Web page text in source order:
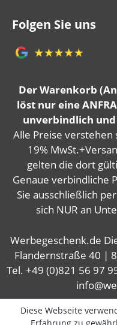
Folgen Sie uns
Der Warenkorb
löst nur eine
unverbindlich und
Alle Preise verstehen
19%
gelten die dort
Genaue verbindliche
Sie ausschließlich
sich NUR an
Werbegeschenk.de
Flandernstraße 40 |
Tel. +49 (0)821 56 97
Diese Webseite